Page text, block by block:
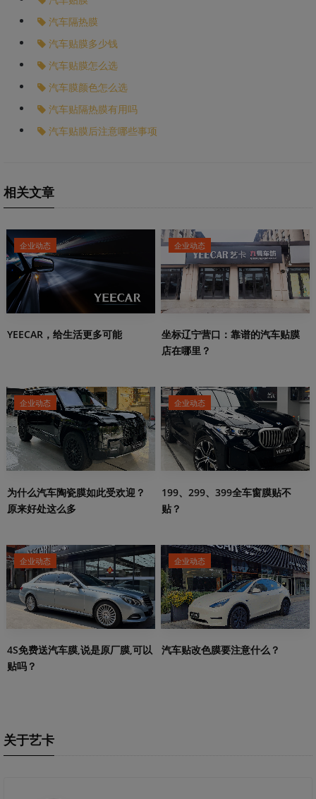
汽车隔热膜
汽车贴膜多少钱
汽车贴膜怎么选
汽车膜颜色怎么选
汽车贴隔热膜有用吗
汽车贴膜后注意哪些事项
相关文章
企业动态
YEECAR，给生活更多可能
企业动态
坐标辽宁营口：靠谱的汽车贴膜
店在哪里？
企业动态
为什么汽车陶瓷膜如此受欢迎？
原来好处这么多
企业动态
199、299、399全车窗膜贴不
贴？
企业动态
4S免费送汽车膜,说是原厂膜,可以
贴吗？
企业动态
汽车贴改色膜要注意什么？
关于艺卡